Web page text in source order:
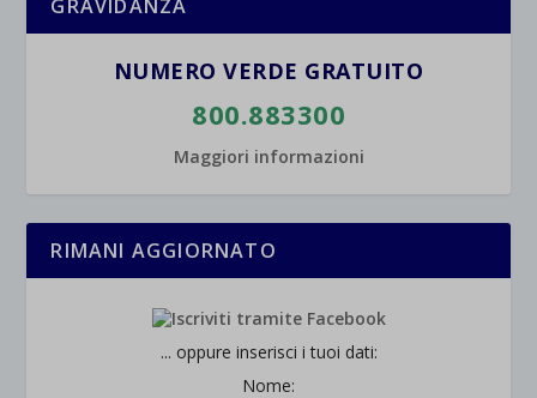
GRAVIDANZA
NUMERO VERDE GRATUITO
800.883300
Maggiori informazioni
RIMANI AGGIORNATO
... oppure inserisci i tuoi dati:
Nome: